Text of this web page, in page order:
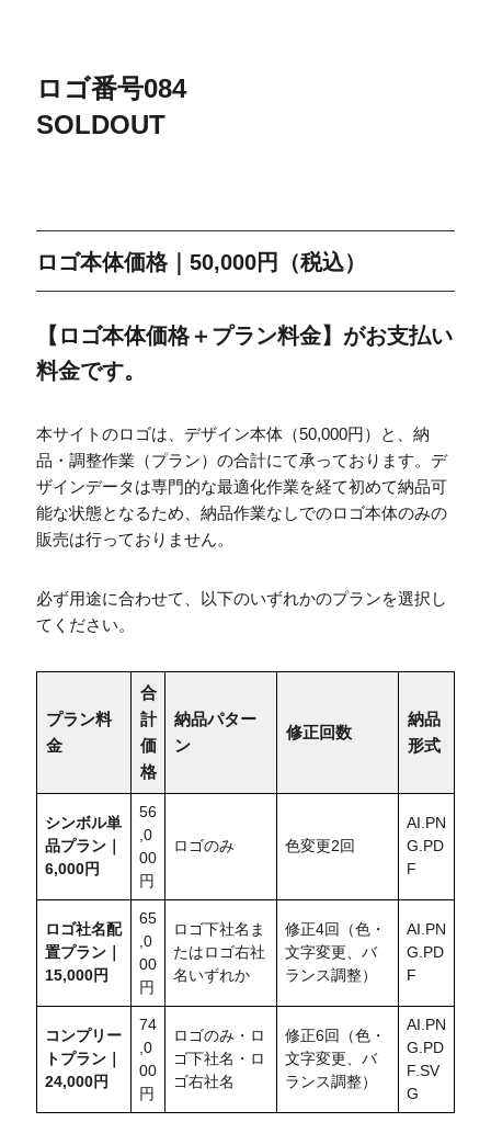
ロゴ番号084
SOLDOUT
ロゴ本体価格｜50,000円（税込）
【ロゴ本体価格＋プラン料金】がお支払い
料金です。
本サイトのロゴは、デザイン本体（50,000円）と、納
品・調整作業（プラン）の合計にて承っております。デ
ザインデータは専門的な最適化作業を経て初めて納品可
能な状態となるため、納品作業なしでのロゴ本体のみの
販売は行っておりません。
必ず用途に合わせて、以下のいずれかのプランを選択し
てください。
プラン料
金
合
計
価
格
納品パター
ン
修正回数
納品
形式
シンボル単
品プラン｜
6,000円
56
,0
00
円
ロゴのみ 色変更2回
AI.PN
G.PD
F
ロゴ社名配
置プラン｜
15,000円
65
,0
00
円
ロゴ下社名ま
たはロゴ右社
名いずれか
修正4回（色・
文字変更、バ
ランス調整）
AI.PN
G.PD
F
コンプリー
トプラン｜
24,000円
74
,0
00
円
ロゴのみ・ロ
ゴ下社名・ロ
ゴ右社名
修正6回（色・
文字変更、バ
ランス調整）
AI.PN
G.PD
F.SV
G